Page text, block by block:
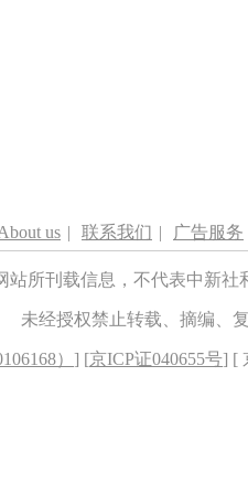
us | 联系我们 | 广告服务
站所刊载信息，不代表中新
未经授权禁止转载、摘编、
） ] [京ICP证040655号] [